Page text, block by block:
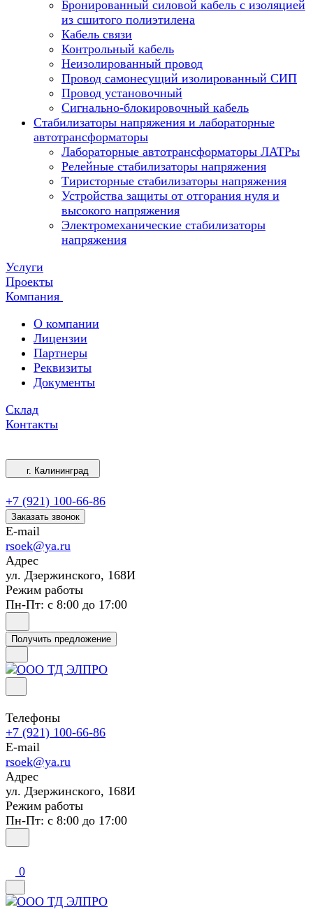
Бронированный силовой кабель с изоляцией
из сшитого полиэтилена
Кабель связи
Контрольный кабель
Неизолированный провод
Провод самонесущий изолированный СИП
Провод установочный
Сигнально-блокировочный кабель
Стабилизаторы напряжения и лабораторные
автотрансформаторы
Лабораторные автотрансформаторы ЛАТРы
Релейные стабилизаторы напряжения
Тиристорные стабилизаторы напряжения
Устройства защиты от отгорания нуля и
высокого напряжения
Электромеханические стабилизаторы
напряжения
Услуги
Проекты
Компания
О компании
Лицензии
Партнеры
Реквизиты
Документы
Склад
Контакты
г. Калининград
+7 (921) 100-66-86
Заказать звонок
E-mail
rsoek@ya.ru
Адрес
ул. Дзержинского, 168И
Режим работы
Пн-Пт: с 8:00 до 17:00
Получить предложение
Телефоны
+7 (921) 100-66-86
E-mail
rsoek@ya.ru
Адрес
ул. Дзержинского, 168И
Режим работы
Пн-Пт: с 8:00 до 17:00
0